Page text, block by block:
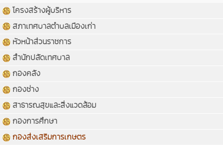
โครงสร้างผู้บริหาร
สภาเทศบาลตำบลเมืองเก่า
หัวหน้าส่วนราชการ
สำนักปลัดเทศบาล
กองคลัง
กองช่าง
สาธารณสุขและสิ่งแวดล้อม
กองการศึกษา
กองส่งเสริมการเกษตร